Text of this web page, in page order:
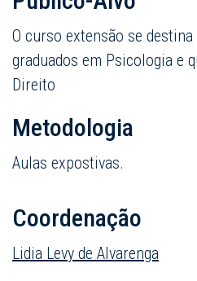
O curso extensão se
graduados em Psicologia e
Direito
Metodologia
Aulas expostivas.
Coordenação
Lidia Levy de Alvarenga